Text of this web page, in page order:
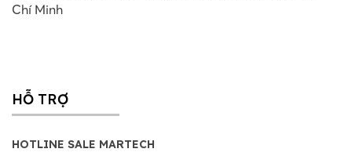
Chí Minh
HỖ TRỢ
HOTLINE SALE MARTECH